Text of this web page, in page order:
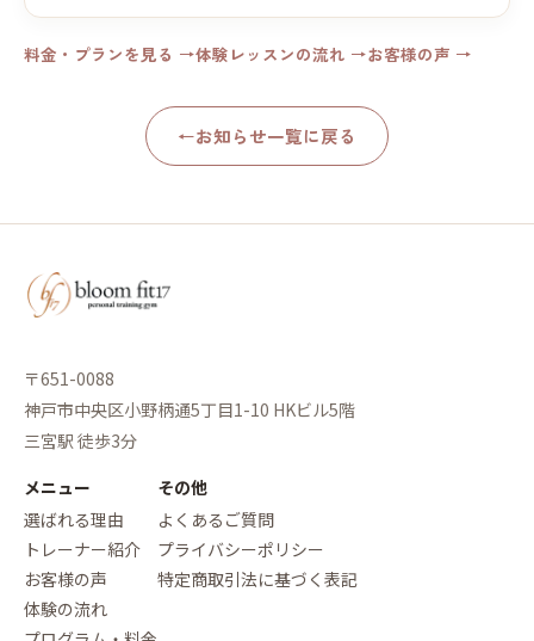
料金・プランを見る →体験レッスンの流れ →お客様の声 →
←お知らせ一覧に戻る
〒651-0088
神戸市中央区小野柄通5丁目1-10 HKビル5階
三宮駅 徒歩3分
メニュー
選ばれる理由
トレーナー紹介
お客様の声
体験の流れ
その他
よくあるご質問
プライバシーポリシー
特定商取引法に基づく表記